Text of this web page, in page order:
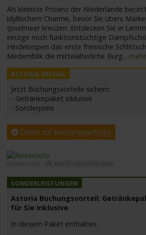
Als kleinste Provinz der Niederlande
idyllischem Charme, bevor Sie übers
IJsselmeer kreuzen. Entdecken Sie in
einzige noch funktionstüchtige
Hindeloopen das erste friesische
Medemblik die mittelalterliche Burg...
Jetzt Buchungsvorteile sichern:
- Getränkepaket inklusive
- Sonderpreis
Direkt zur Buchungsanfrage
REISEROUTE -
Astoria Buchungsvorteil:
für Sie inklusive
In diesem Paket enthalten: